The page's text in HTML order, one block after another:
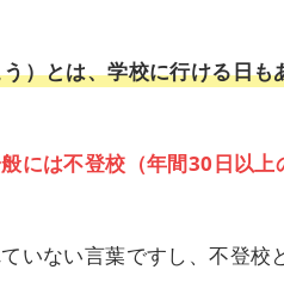
）とは、学校に行ける日
には不登校（年間30日以
いない言葉ですし、不登